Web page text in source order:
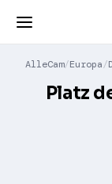
AlleCam Europa
Platz